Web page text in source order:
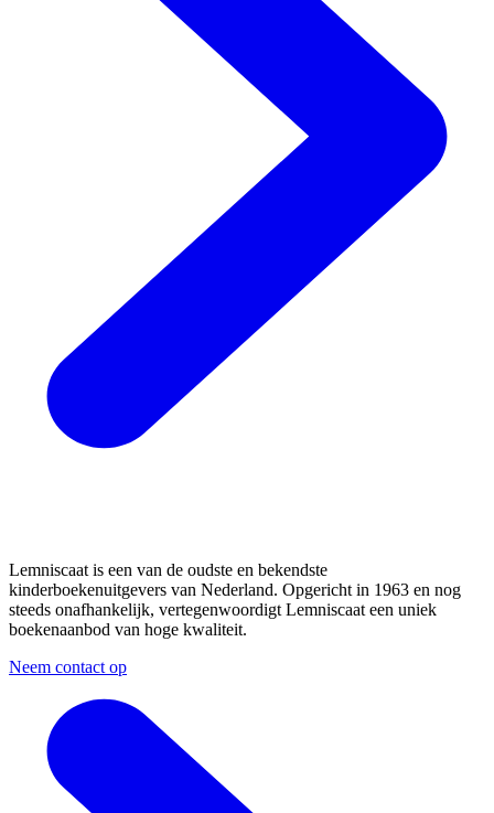
Lemniscaat is een van de oudste en bekendste
kinderboekenuitgevers van Nederland. Opgericht in 1963 en nog
steeds onafhankelijk, vertegenwoordigt Lemniscaat een uniek
boekenaanbod van hoge kwaliteit.
Neem contact op